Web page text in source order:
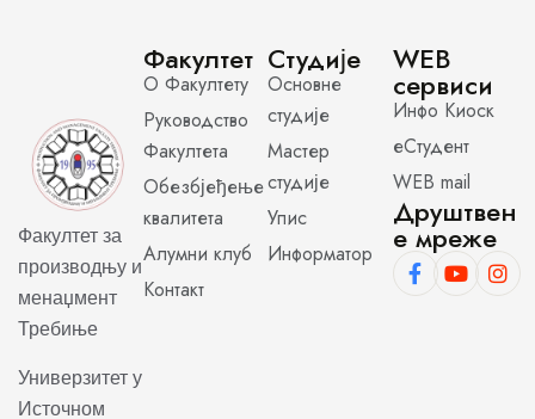
Факултет за
производњу и
менаџмент
Требиње
Универзитет у
Источном
Факултет
О Факултету
Руководство
Факултета
Обезбјеђење
квалитета
Алумни клуб
Контакт
Студије
Основне
студије
Мастер
студије
Упис
Информатор
WEB
сервиси
Инфо Киоск
еСтудент
WEB mail
Друштвен
е мреже